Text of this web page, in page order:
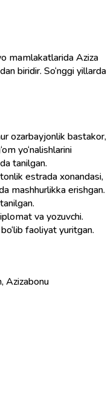
mamlakatlarida Aziza
biridir. So‘nggi yillarda
ozarbayjonlik bastakor,
yo‘nalishlarini
tanilgan.
estrada xonandasi,
mashhurlikka erishgan.
va yozuvchi.
faoliyat yuritgan.
Azizabonu